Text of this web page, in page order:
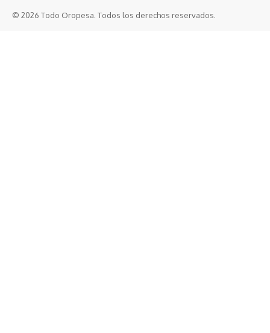
© 2026 Todo Oropesa. Todos los derechos reservados.